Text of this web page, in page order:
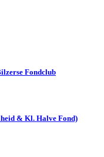
Fondclub
& Kl. Halve Fond)